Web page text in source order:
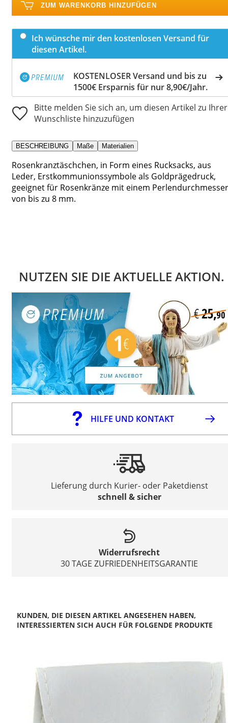
ZUM WARENKORB HINZUFÜGEN
Ich wünsche mir den kostenlosen Versand für
diesen Artikel.
KOSTENLOSER Versand und bis zu
1500€ Ersparnis für nur 8,90€/Jahr.
Bitte melden Sie sich an, um diesen Artikel zu Ihrer
Wunschliste hinzuzufügen
BESCHREIBUNG Maße Materialien
Rosenkranztäschchen, in Form eines Rucksacks, aus
Leder, Erstkommunionssymbole als Goldprägedruck,
geeignet für Rosenkränze mit einem Perlendurchmesser
von bis zu 8 mm.
NUTZEN SIE DIE AKTUELLE AKTION.
HILFE UND KONTAKT
Lieferung durch Kurier- oder Paketdienst
schnell & sicher
Widerrufsrecht
30 TAGE ZUFRIEDENHEITSGARANTIE
KUNDEN, DIE DIESEN ARTIKEL ANGESEHEN HABEN,
INTERESSIERTEN SICH AUCH FÜR FOLGENDE PRODUKTE